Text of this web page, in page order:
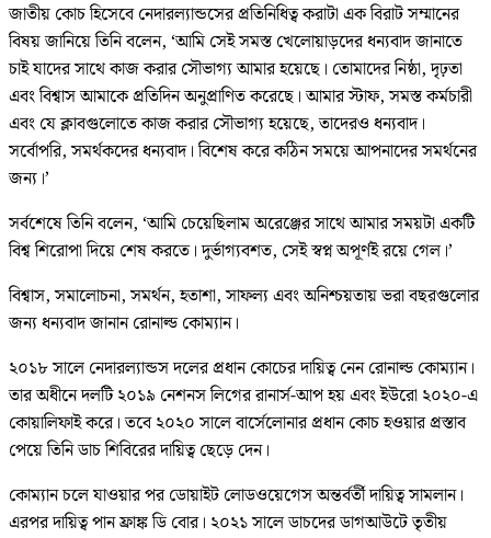
জাতীয় কোচ হিসেবে নেদারল্যান্ডসের প্রতিনিধিত্ব করাটা এক বিরাট সম্মানের
বিষয় জানিয়ে তিনি বলেন, ‘আমি সেই সমস্ত খেলোয়াড়দের ধন্যবাদ জানাতে
চাই যাদের সাথে কাজ করার সৌভাগ্য আমার হয়েছে। তোমাদের নিষ্ঠা, দৃঢ়তা
এবং বিশ্বাস আমাকে প্রতিদিন অনুপ্রাণিত করেছে। আমার স্টাফ, সমস্ত কর্মচারী
এবং যে ক্লাবগুলোতে কাজ করার সৌভাগ্য হয়েছে, তাদেরও ধন্যবাদ।
সর্বোপরি, সমর্থকদের ধন্যবাদ। বিশেষ করে কঠিন সময়ে আপনাদের সমর্থনের
জন্য।’
সর্বশেষে তিনি বলেন, ‘আমি চেয়েছিলাম অরেঞ্জের সাথে আমার সময়টা একটি
বিশ্ব শিরোপা দিয়ে শেষ করতে। দুর্ভাগ্যবশত, সেই স্বপ্ন অপূর্ণই রয়ে গেল।’
বিশ্বাস, সমালোচনা, সমর্থন, হতাশা, সাফল্য এবং অনিশ্চয়তায় ভরা বছরগুলোর
জন্য ধন্যবাদ জানান রোনাল্ড কোম্যান।
২০১৮ সালে নেদারল্যান্ডস দলের প্রধান কোচের দায়িত্ব নেন রোনাল্ড কোম্যান।
তার অধীনে দলটি ২০১৯ নেশনস লিগের রানার্স-আপ হয় এবং ইউরো ২০২০-এ
কোয়ালিফাই করে। তবে ২০২০ সালে বার্সেলোনার প্রধান কোচ হওয়ার প্রস্তাব
পেয়ে তিনি ডাচ শিবিরের দায়িত্ব ছেড়ে দেন।
কোম্যান চলে যাওয়ার পর ডোয়াইট লোডওয়েগেস অন্তর্বর্তী দায়িত্ব সামলান।
এরপর দায়িত্ব পান ফ্রাঙ্ক ডি বোর। ২০২১ সালে ডাচদের ডাগআউটে তৃতীয়